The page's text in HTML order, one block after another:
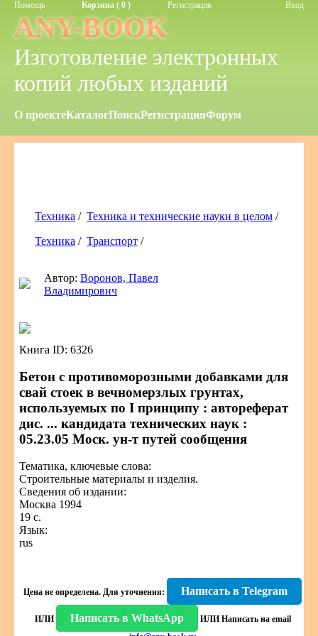
Помощь Корзина ( 0 ) Регистрация Вход
ANY-BOOK
Изготовление электронных
копий любых изданий
О проектеКаталогПоискРегистрацияФорум
Техника / Техника и технические науки в целом /
Техника / Транспорт /
Автор:Воронов, Павел
Владимирович
Книга ID: 6326
Бетон с противоморозными добавками для
свай стоек в вечномерзлых грунтах,
используемых по I принципу : автореферат
дис. ... кандидата технических наук :
05.23.05 Моск. ун-т путей сообщения
Тематика, ключевые слова:
Строительные материалы и изделия.
Сведения об издании:
Москва 1994
19 с.
Язык:
rus
Цена не определена. Для уточнения: Написать в Telegram
ИЛИ Написать в WhatsApp ИЛИ Написать на email